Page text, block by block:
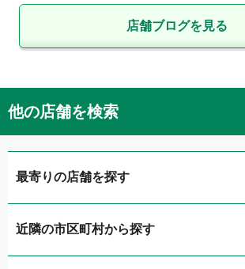
店舗ブログを見る
他の店舗を検索
最寄りの店舗を探す
ガリバー大阪住之江店
近隣の市区町村から探す